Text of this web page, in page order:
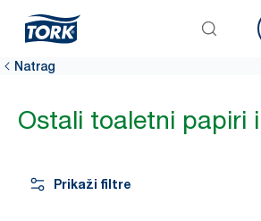
Natrag
Ostali toaletni papiri
Prikaži filtre